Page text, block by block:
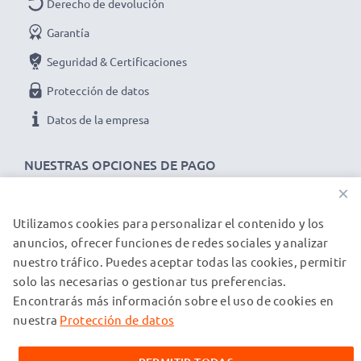
Datos técnicos del battery pack para camera:
Marca:CELLONIC
Capacidad
Voltaje
Tecnología: Ion de litio
★ 3 años de garantía★
productos de alta calidad. ¡Por esa razón le ofrecemos
NUESTRAS OPCIONES DE PAGO
Derecho de devolución
Garantía
Seguridad & Certificaciones
Protección de datos
Datos de la empresa
NUESTROS PARTNERS DE ENVÍO
© subtel.es 2026
Todos los precios incluyen IVA y excluyen los costos de envío.
Tenga en cuenta que todas las marcas registradas que
mencionan en nuestras páginas web exclusivamente para
×
Utilizamos cookies para personalizar el contenido y los
anuncios, ofrecer funciones de redes sociales y analizar
nuestro tráfico. Puedes aceptar todas las cookies, permitir
solo las necesarias o gestionar tus preferencias.
Encontrarás más información sobre el uso de cookies en
nuestra Protección de datos